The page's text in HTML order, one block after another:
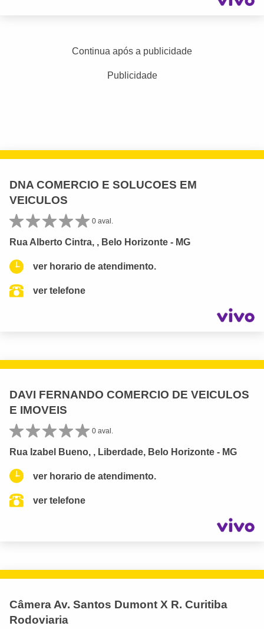
Continua após a publicidade
Publicidade
DNA COMERCIO E SOLUCOES EM
VEICULOS
0 aval.
Rua Alberto Cintra, , Belo Horizonte - MG
ver horario de atendimento.
ver telefone
DAVI FERNANDO COMERCIO DE VEICULOS
E IMOVEIS
0 aval.
Rua Izabel Bueno, , Liberdade, Belo Horizonte - MG
ver horario de atendimento.
ver telefone
Câmera Av. Santos Dumont X R. Curitiba
Rodoviaria